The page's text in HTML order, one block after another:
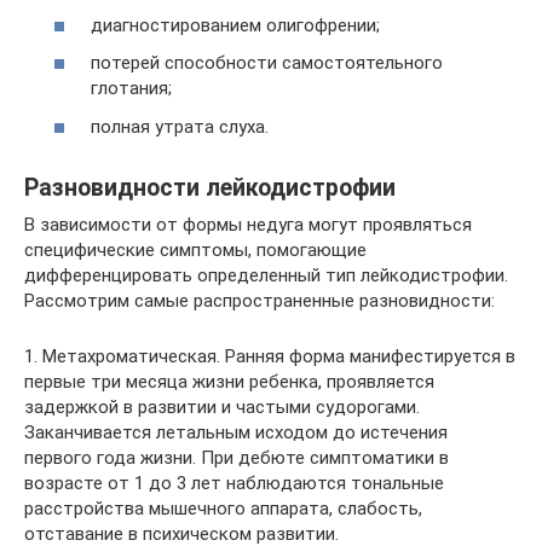
диагностированием олигофрении;
потерей способности самостоятельного
глотания;
полная утрата слуха.
Разновидности лейкодистрофии
В зависимости от формы недуга могут проявляться
специфические симптомы, помогающие
дифференцировать определенный тип лейкодистрофии.
Рассмотрим самые распространенные разновидности:
1. Метахроматическая. Ранняя форма манифестируется в
первые три месяца жизни ребенка, проявляется
задержкой в развитии и частыми судорогами.
Заканчивается летальным исходом до истечения
первого года жизни. При дебюте симптоматики в
возрасте от 1 до 3 лет наблюдаются тональные
расстройства мышечного аппарата, слабость,
отставание в психическом развитии.